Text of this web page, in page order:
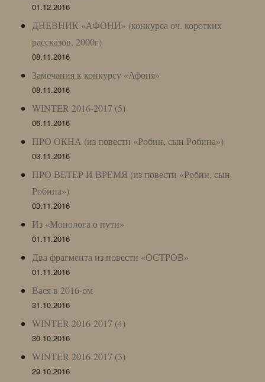
01.12.2016
ДНЕВНИК «АФОНИ» (конкурса оч. коротких
рассказов, 2000г)
08.11.2016
Замечания к конкурсу «Афоня»
08.11.2016
WINTER 2016-2017 (5)
06.11.2016
ПРО ОКНА (из повести «Робин, сын Робина»)
03.11.2016
ПРО ВЕТЕР И ВРЕМЯ (из повести «Робин, сын
Робина»)
03.11.2016
Из «Монолога о пути»
01.11.2016
Два фрагмента из повести «ОСТРОВ»
01.11.2016
Вася в 2016-ом
31.10.2016
WINTER 2016-2017 (4)
30.10.2016
WINTER 2016-2017 (3)
29.10.2016